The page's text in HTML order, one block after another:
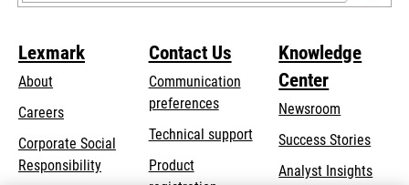
Lexmark
About
Careers
Corporate Social
Responsibilityopens
Contact Us
Communication
preferences
Technical supportopens
Product
Knowledge
Center
Newsroom
Success Stories
Analyst Insights